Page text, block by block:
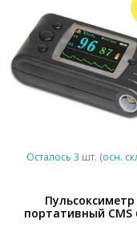
Осталось 3 шт. (осн.
Пульсоксиметр
портативный CMS